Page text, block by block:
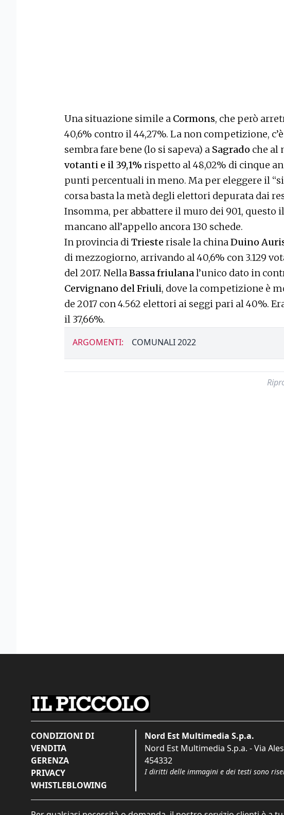
Una situazione simile a Cormons, che però
40,6% contro il 44,27%. La non competizione,
sembra fare bene (lo si sapeva) a Sagrado che al
votanti e il 39,1% rispetto al 48,02% di cinque
punti percentuali in meno. Ma per eleggere il
corsa basta la metà degli elettori depurata dai
Insomma, per abbattere il muro dei 901, questo
mancano all’appello ancora 130 schede.
In provincia diTrieste risale la chinaDuino
di mezzogiorno, arrivando al 40,6% con 3.129
del 2017. NellaBassa friulanal’unico dato in
Cervignano del Friuli, dove la competizione è
de 2017 con 4.562 elettori ai seggi pari al 40%.
il 37,66%.
ARGOMENTI: COMUNALI 2022
CONDIZIONI DI
VENDITA
GERENZA
PRIVACY
WHISTLEBLOWING
Nord Est Multimedia S.p.a.
Nord Est Multimedia S.p.a. - Via
454332
I diritti delle immagini e dei testi sono